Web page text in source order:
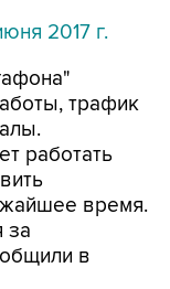
2017 г.
трафик
работать
время.
за
в